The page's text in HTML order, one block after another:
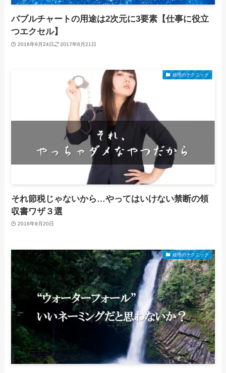
バブルチャートの用途は2次元に3要素【仕事に役立
つエクセル】
2016年9月24日 2017年6月21日
経理のテクニック
それ節税じゃないから…やってはいけない禁断の領
収書ワザ３選
2016年9月20日
経理のテクニック